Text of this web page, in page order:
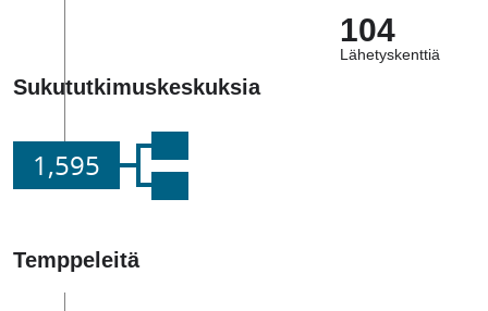
104
Lähetyskenttiä
Sukututkimuskeskuksia
1,595
Temppeleitä